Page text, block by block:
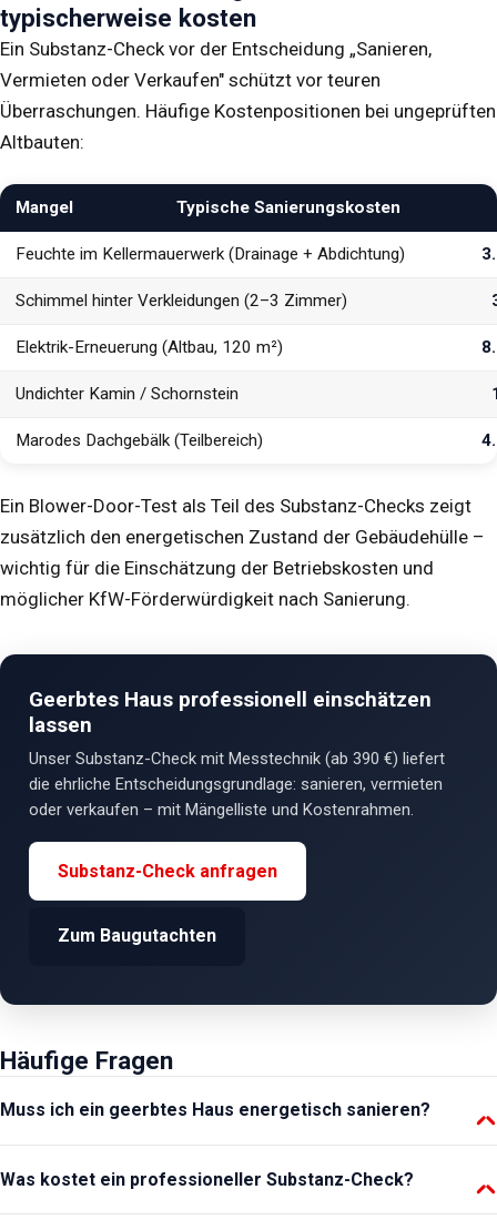
typischerweise kosten
Ein Substanz-Check vor der Entscheidung „Sanieren,
Vermieten oder Verkaufen" schützt vor teuren
Überraschungen. Häufige Kostenpositionen bei ungeprüften
Altbauten:
Mangel Typische Sanierungskosten
Feuchte im Kellermauerwerk (Drainage + Abdichtung)
Schimmel hinter Verkleidungen (2–3 Zimmer)
Elektrik-Erneuerung (Altbau, 120 m²)
Undichter Kamin / Schornstein
Marodes Dachgebälk (Teilbereich)
Ein Blower-Door-Test als Teil des Substanz-Checks zeigt
zusätzlich den energetischen Zustand der Gebäudehülle –
wichtig für die Einschätzung der Betriebskosten und
möglicher KfW-Förderwürdigkeit nach Sanierung.
Geerbtes Haus professionell einschätzen
lassen
Unser Substanz-Check mit Messtechnik (ab 390 €) liefert
die ehrliche Entscheidungsgrundlage: sanieren, vermieten
oder verkaufen – mit Mängelliste und Kostenrahmen.
Substanz-Check anfragen
Zum Baugutachten
Häufige Fragen
Muss ich ein geerbtes Haus energetisch sanieren?
Nachrüstpflichten innerhalb von 2 Jahren – Dämmung der obersten
Was kostet ein professioneller Substanz-Check?